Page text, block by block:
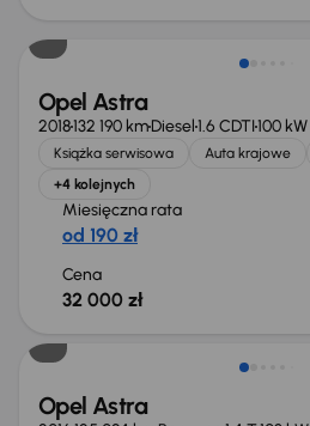
Opel Astra
2018132 190 kmDiesel1.6 CDTI100 kW
Książka serwisowa Auta krajowe
+4 kolejnych
Miesięczna rata
od 190 zł
Cena
32 000 zł
Opel Astra